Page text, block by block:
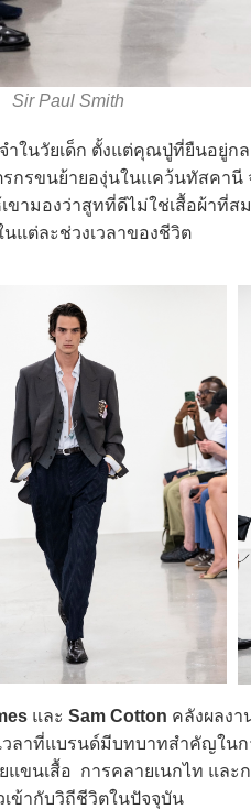
Sir Paul Smith
วัยเด็ก ตั้งแต่คุณปู่ที่ยืนอยู่กล
รขนย้ายองุ่นในแคว้นทัสคานี
ขามองว่าสูทที่ดีไม่ใช่เสื้อผ้าที่
แต่ละช่วงเวลาของชีวิต
และ Sam Cotton คลังผลงา
าที่แบรนด์มีบทบาทสำคัญในก
ขนเสื้อ การคลายเนกไท แล
ข้ากับวิถีชีวิตในปัจจุบัน